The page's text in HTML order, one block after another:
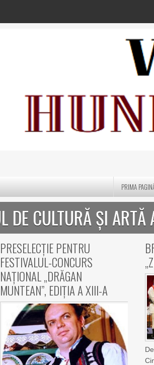
PRIMA
DE CULTURĂ ȘI
PRESELECȚIE PENTRU
FESTIVALUL-CONCURS
NAȚIONAL „DRĂGAN
MUNTEAN”, EDIȚIA A XIII-A